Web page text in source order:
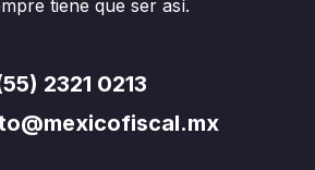
tiene que ser así.
2321 0213